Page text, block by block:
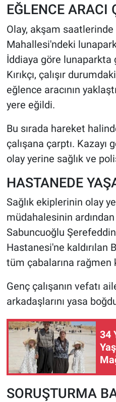
EĞLENCE ARACI
Olay, akşam saatlerinde
Mahallesi'ndeki
İddiaya göre lunaparkta
Kırıkçı, çalışır
eğlence aracının
yere eğildi.
Bu sırada hareket
çalışana çarptı. Kazayı
olay yerine sağlık ve
HASTANEDE
Sağlık ekiplerinin olay
müdahalesinin
Sabuncuoğlu
Hastanesi'ne kaldırılan
tüm çabalarına rağmen
Genç çalışanın vefatı
arkadaşlarını yasa
34
SORUŞTURMA
Bilim, Teknoloji